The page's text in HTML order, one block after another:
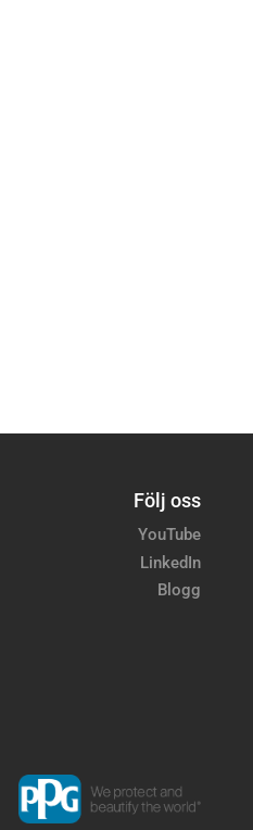
Följ oss
YouTube
LinkedIn
Blogg